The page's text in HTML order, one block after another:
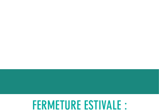
FERMETURE ESTIVALE :